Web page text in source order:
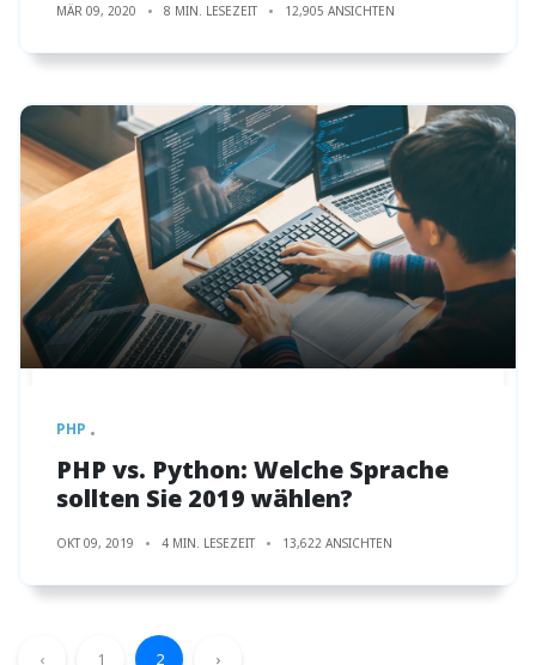
MÄR 09, 2020 8 MIN. LESEZEIT 12,905 ANSICHTEN
PHP
PHP vs. Python: Welche Sprache
sollten Sie 2019 wählen?
OKT 09, 2019 4 MIN. LESEZEIT 13,622 ANSICHTEN
‹ 1 2 ›